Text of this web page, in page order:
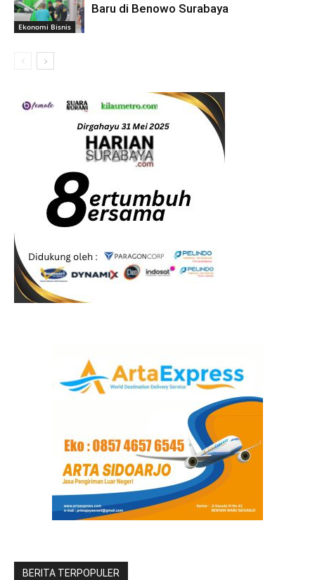
Ekonomi Bisnis
Baru di Benowo Surabaya
BERITA TERPOPULER